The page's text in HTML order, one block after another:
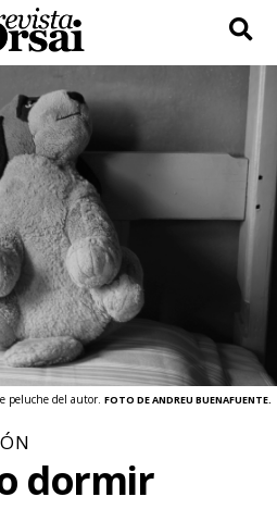
peluche del autor. FOTO DE ANDREU BUENAFUENTE.
dormir